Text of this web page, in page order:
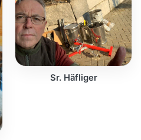
Sr. Häfliger